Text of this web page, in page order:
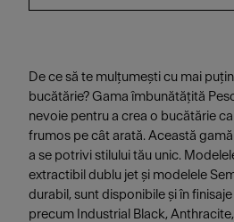
De ce să te mulțumești cu mai
bucătărie? Gama îmbunătățită
nevoie pentru a crea o bucătărie
frumos pe cât arată. Această
a se potrivi stilului tău unic.
extractibil dublu jet și modelele
durabil, sunt disponibile și în
precum Industrial Black,